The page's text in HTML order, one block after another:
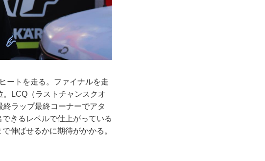
ートを走る。ファイナルを走
LCQ（ラストチャンスクオ
ラップ最終コーナーでアタ
きるレベルで仕上がっている
伸ばせるかに期待がかかる。